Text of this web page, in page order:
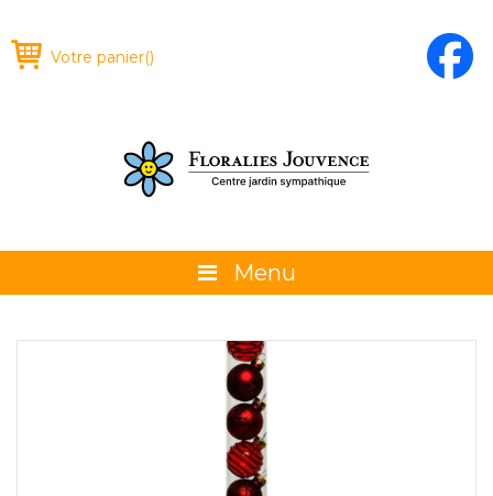
Votre panier()
Menu
La boutique
Promotions et évènements
Conseils